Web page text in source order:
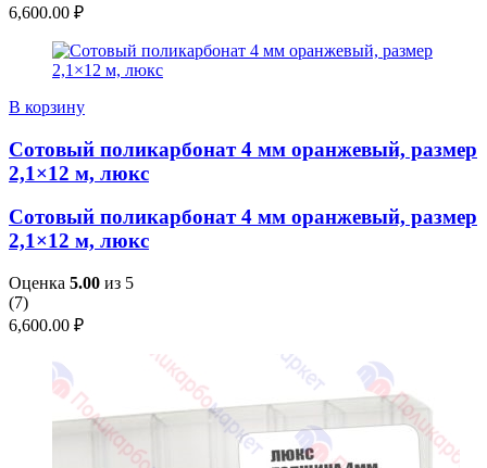
6,600.00 ₽
В корзину
Сотовый поликарбонат 4 мм оранжевый, размер
2,1×12 м, люкс
Сотовый поликарбонат 4 мм оранжевый, размер
2,1×12 м, люкс
Оценка 5.00 из 5
(7)
6,600.00 ₽